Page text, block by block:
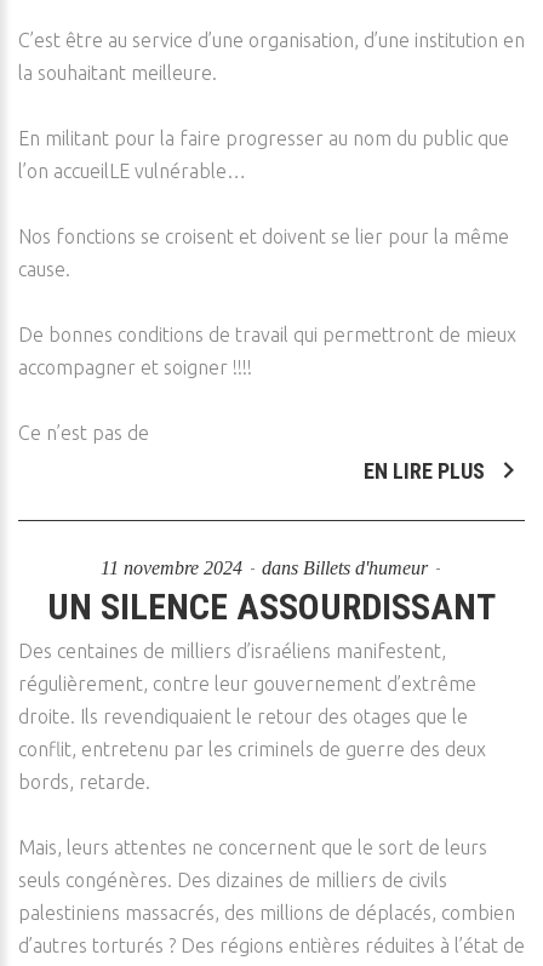
C’est être au service d’une organisation, d’une institution en
la souhaitant meilleure.
En militant pour la faire progresser au nom du public que
l’on accueilLE vulnérable…
Nos fonctions se croisent et doivent se lier pour la même
cause.
De bonnes conditions de travail qui permettront de mieux
accompagner et soigner !!!!
Ce n’est pas de
EN LIRE PLUS
11 novembre 2024 dans Billets d'humeur
UN SILENCE ASSOURDISSANT
Des centaines de milliers d’israéliens manifestent,
régulièrement, contre leur gouvernement d’extrême
droite. Ils revendiquaient le retour des otages que le
conflit, entretenu par les criminels de guerre des deux
bords, retarde.
Mais, leurs attentes ne concernent que le sort de leurs
seuls congénères. Des dizaines de milliers de civils
palestiniens massacrés, des millions de déplacés, combien
d’autres torturés ? Des régions entières réduites à l’état de